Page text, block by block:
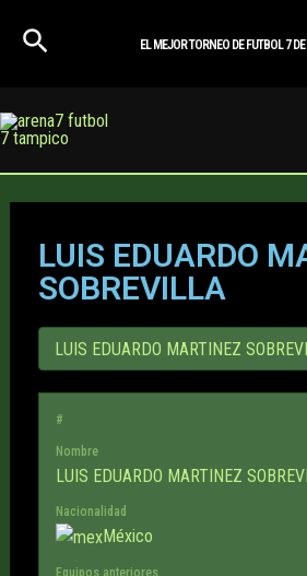
EL MEJOR TORNEO DE FUTBOL 7
LUIS EDUARDO
SOBREVILLA
#
Nombre
LUIS EDUARDO MARTINEZ
Nacionalidad
México
Equipos anteriores